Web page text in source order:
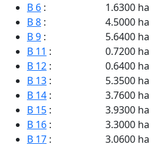
B 6 :
1.6300 ha
B 8 :
4.5000 ha
B 9 :
5.6400 ha
B 11 :
0.7200 ha
B 12 :
0.6400 ha
B 13 :
5.3500 ha
B 14 :
3.7600 ha
B 15 :
3.9300 ha
B 16 :
3.3000 ha
B 17 : 3.0600 ha